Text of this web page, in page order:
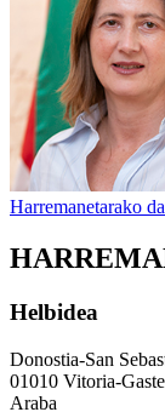
Harremanetarako
Helbidea
Donostia-San
01010 Vitoria-
Araba